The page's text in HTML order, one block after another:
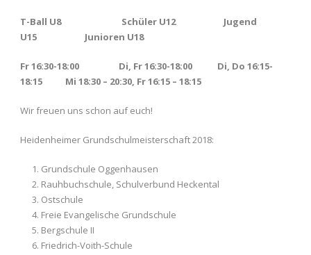
T-Ball U8 Schüler U12
Jugend
U15
Junioren U18
Fr 16:30-18:00 Di, Fr 16:30-18:00
Di, Do 16:15-
18:15 Mi 18:30 – 20:30, Fr 16:15 – 18:15
Wir freuen uns schon auf euch!
Heidenheimer Grundschulmeisterschaft 2018:
Grundschule Oggenhausen
Rauhbuchschule, Schulverbund Heckental
Ostschule
Freie Evangelische Grundschule
Bergschule II
Friedrich-Voith-Schule